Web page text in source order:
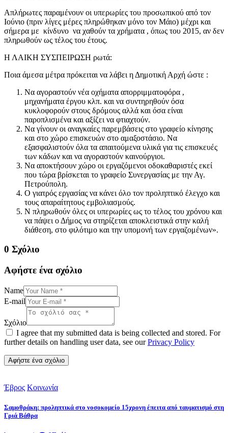
Απλήρωτες παραμένουν οι υπερωρίες του προσωπικού από τον
Ιούνιο (πριν λίγες μέρες πληρώθηκαν μόνο τον Μάιο) μέχρι και
σήμερα με κίνδυνο να χαθούν τα χρήματα , όπως του 2015, αν δεν
πληρωθούν ως τέλος του έτους.
Η ΛΑΙΚΗ ΣΥΣΠΕΙΡΩΣΗ ρωτά:
Ποια άμεσα μέτρα πρόκειται να λάβει η Δημοτική Αρχή ώστε :
Να αγοραστούν νέα οχήματα απορριμματοφόρα ,
μηχανήματα έργου κλπ. και να συντηρηθούν όσα
κυκλοφορούν στους δρόμους αλλά και όσα είναι
παροπλισμένα και αξίζει να φτιαχτούν.
Να γίνουν οι αναγκαίες παρεμβάσεις στο γραφείο κίνησης
και στο χώρο επισκευών στο αμαξοστάσιο. Να
εξασφαλιστούν όλα τα απαιτούμενα υλικά για τις επισκευές
των κάδων και να αγοραστούν καινούργιοι.
Να αποκτήσουν χώρο οι εργαζόμενοι οδοκαθαριστές εκεί
που τώρα βρίσκεται το γραφείο Συνεργασίας με την Αγ.
Πετρούπολη.
Ο γιατρός εργασίας να κάνει όλο τον προληπτικό έλεγχο και
τους απαραίτητους εμβολιασμούς.
Ν πληρωθούν όλες οι υπερωρίες ως το τέλος του χρόνου και
να πάψει ο Δήμος να στηρίζεται αποκλειστικά στην καλή
διάθεση, στο φιλότιμο και την υπομονή των εργαζομένων».
0 Σχόλιο
Αφήστε ένα σχόλιο
Name
E-mail
Σχόλιο
I agree that my submitted data is being collected and stored. For
further details on handling user data, see ourPrivacy Policy
Έβρος Κοινωνία
Σαμοθράκη: προληπτικά στο νοσοκομείο 15χρονη έπειτα από ταυματισμό στη
Γριά Βάθρα